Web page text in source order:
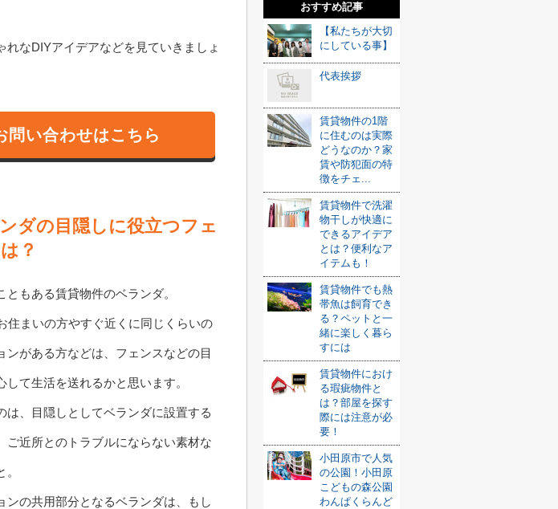
れなDIYアイデアなどを見ていきましょ
問い合わせはこちら
ダの目隠しに役立つフェ
？
もある賃貸物件のベランダ。
住まいの方やすぐ近くに同じくらいの
ンがある方などは、フェンスなどの目
て生活を送れるかと思います。
は、目隠しとしてベランダに設置する
ご近所とのトラブルにならない素材な
ンの共用部分となるベランダは、もし
おすすめ記事
【私たちが大切
にしている事】
代表挨拶
賃貸物件の1階
に住むのは実際
どうなのか？家
賃や防犯面の特
徴をチェ...
賃貸物件で洗濯
物干しが快適に
できるアイデア
とは？便利なア
イテムも！
賃貸物件でも熱
帯魚は飼育でき
る？ペットと一
緒に楽しく暮ら
すには
賃貸物件におけ
る瑕疵物件と
は？部屋を探す
際には注意が必
要！
小田原市で人気
の公園！小田原
こどもの森公園
わんぱくらんど